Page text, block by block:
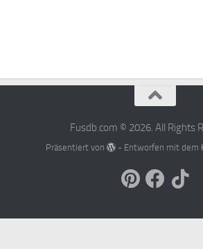
Fusdb.com © 2026. All Rights
Präsentiert von - Entworfen mit dem